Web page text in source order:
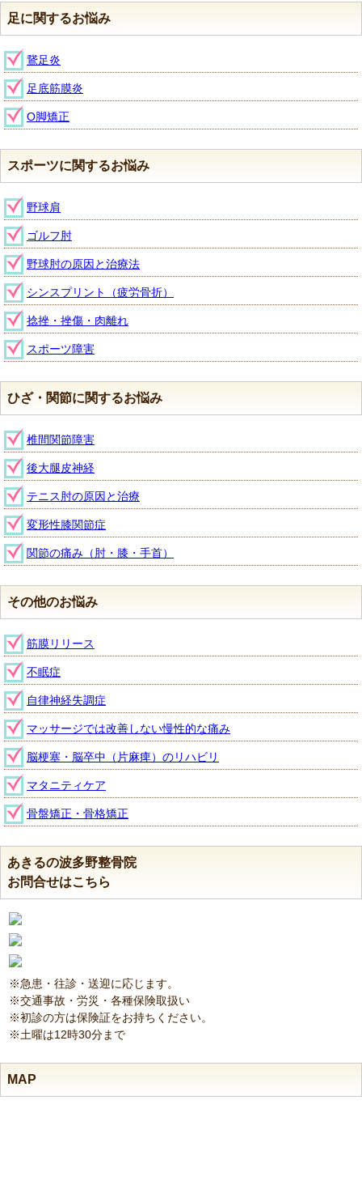
足に関するお悩み
鵞足炎
足底筋膜炎
O脚矯正
スポーツに関するお悩み
野球肩
ゴルフ肘
野球肘の原因と治療法
シンスプリント（疲労骨折）
捻挫・挫傷・肉離れ
スポーツ障害
ひざ・関節に関するお悩み
椎間関節障害
後大腿皮神経
テニス肘の原因と治療
変形性膝関節症
関節の痛み（肘・膝・手首）
その他のお悩み
筋膜リリース
不眠症
自律神経失調症
マッサージでは改善しない慢性的な痛み
脳梗塞・脳卒中（片麻痺）のリハビリ
マタニティケア
骨盤矯正・骨格矯正
あきるの波多野整骨院
お問合せはこちら
※急患・往診・送迎に応じます。
※交通事故・労災・各種保険取扱い
※初診の方は保険証をお持ちください。
※土曜は12時30分まで
MAP